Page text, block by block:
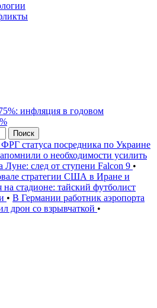
инфляция в годовом
Поиск
статуса посредника по Украине
о необходимости усилить
Луне: след от ступени Falcon 9 •
стратегии США в Иране и
на стадионе: тайский футболист
• В Германии работник аэропорта
дрон со взрывчаткой •